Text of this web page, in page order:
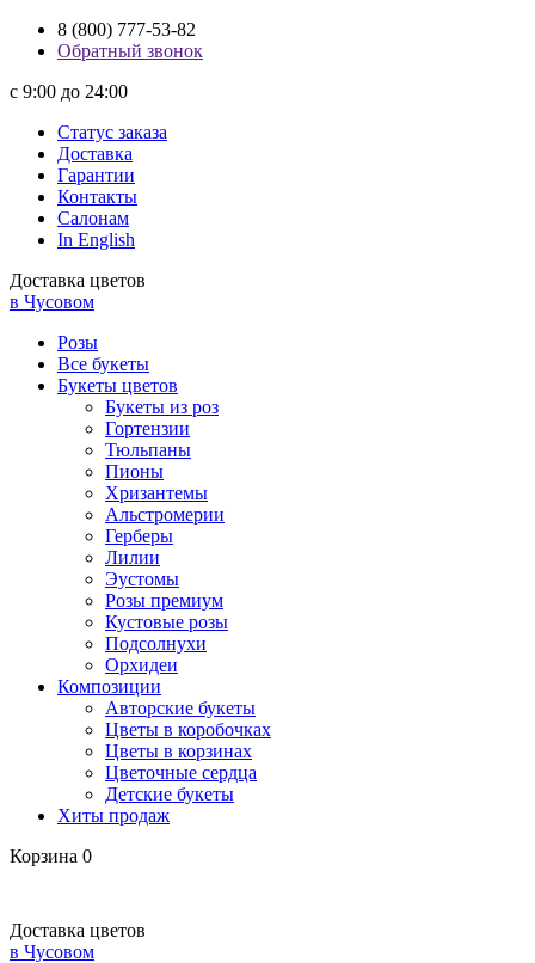
8 (800) 777-53-82
Обратный звонок
с 9:00 до 24:00
Статус заказа
Доставка
Гарантии
Контакты
Салонам
In English
Доставка цветов
в Чусовом
Розы
Все букеты
Букеты цветов
Букеты из роз
Гортензии
Тюльпаны
Пионы
Хризантемы
Альстромерии
Герберы
Лилии
Эустомы
Розы премиум
Кустовые розы
Подсолнухи
Орхидеи
Композиции
Авторские букеты
Цветы в коробочках
Цветы в корзинах
Цветочные сердца
Детские букеты
Хиты продаж
Корзина 0
Доставка цветов
в Чусовом